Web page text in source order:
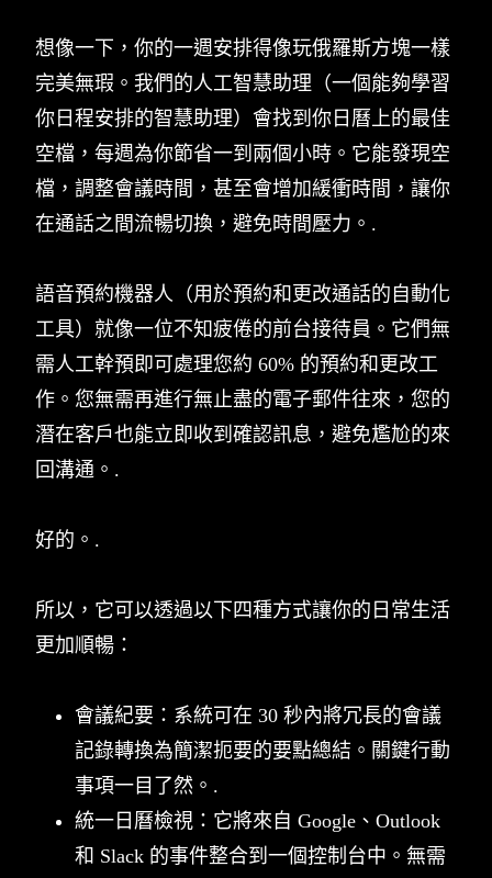
想像一下，你的一週安排得像玩俄羅斯方塊一樣
完美無瑕。我們的人工智慧助理（一個能夠學習
你日程安排的智慧助理）會找到你日曆上的最佳
空檔，每週為你節省一到兩個小時。它能發現空
檔，調整會議時間，甚至會增加緩衝時間，讓你
在通話之間流暢切換，避免時間壓力。.
語音預約機器人（用於預約和更改通話的自動化
工具）就像一位不知疲倦的前台接待員。它們無
需人工幹預即可處理您約 60% 的預約和更改工
作。您無需再進行無止盡的電子郵件往來，您的
潛在客戶也能立即收到確認訊息，避免尷尬的來
回溝通。.
好的。.
所以，它可以透過以下四種方式讓你的日常生活
更加順暢：
會議紀要：系統可在 30 秒內將冗長的會議
記錄轉換為簡潔扼要的要點總結。關鍵行動
事項一目了然。.
統一日曆檢視：它將來自 Google、Outlook
和 Slack 的事件整合到一個控制台中。無需